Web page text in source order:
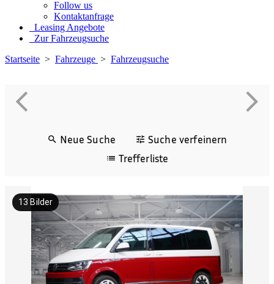
Follow us
Kontaktanfrage
Leasing Angebote
Zur Fahrzeugsuche
Startseite > Fahrzeuge > Fahrzeugsuche
Neue Suche
Suche verfeinern
Trefferliste
13 Bilder